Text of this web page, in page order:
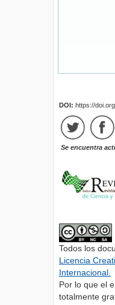
DOI: https://
Se encuentra
Todos los
Licencia
Internacional.
Por lo que el
totalmente